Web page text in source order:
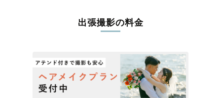
ィを身につけたプロのカメラマンが全国47都道府県に在籍してい
ます。創業10年のノウハウを活かし、思い出に残る素敵な撮影体
丁寧なレタッチで思い出を美しく仕上げます
撮影後は、独自の編集技術で写真の明るさや色合いを丁寧に調
整。自然な雰囲気を残しつつも、おしゃれで洗練された仕上がり
出張撮影の料金